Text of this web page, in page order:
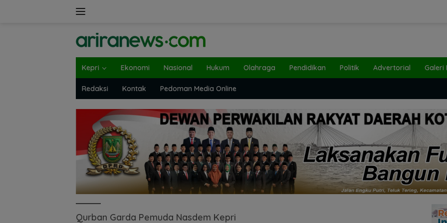
Kepri Ekonomi Nasional Hukum Olahraga Pendidikan Politik Advertorial Galeri
Redaksi Kontak Pedoman Media Online
Qurban Garda Pemuda Nasdem Kepri